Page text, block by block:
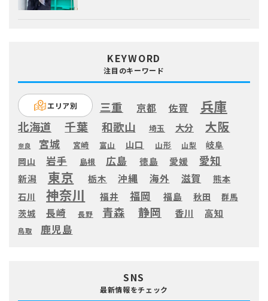
KEYWORD
注目のキーワード
エリア別 三重 京都 佐賀 兵庫
北海道 千葉 和歌山 埼玉 大分 大阪
奈良 宮城 宮崎 富山 山口 山形 山梨
岐阜
岡山
岩手 島根 広島 徳島 愛媛 愛知
新潟 東京 栃木 沖縄 海外 滋賀
熊本
石川
神奈川 福井 福岡 福島 秋田 群馬
茨城 長崎 長野 青森 静岡 香川 高知
鳥取 鹿児島
SNS
最新情報をチェック